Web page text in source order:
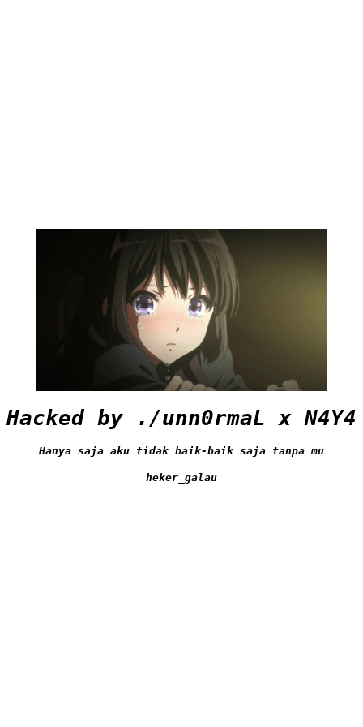
Hacked by ./unn0rmaL x N4Y4
Hanya saja aku tidak baik-baik saja tanpa mu
heker_galau